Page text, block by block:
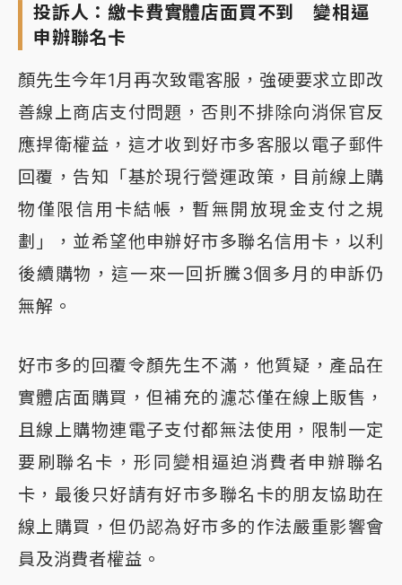
投訴人：繳卡費實體店面買不到 變相逼
申辦聯名卡
顏先生今年1月再次致電客服，強硬要求立即改
善線上商店支付問題，否則不排除向消保官反
應捍衛權益，這才收到好市多客服以電子郵件
回覆，告知「基於現行營運政策，目前線上購
物僅限信用卡結帳，暫無開放現金支付之規
劃」，並希望他申辦好市多聯名信用卡，以利
後續購物，這一來一回折騰3個多月的申訴仍
無解。
好市多的回覆令顏先生不滿，他質疑，產品在
實體店面購買，但補充的濾芯僅在線上販售，
且線上購物連電子支付都無法使用，限制一定
要刷聯名卡，形同變相逼迫消費者申辦聯名
卡，最後只好請有好市多聯名卡的朋友協助在
線上購買，但仍認為好市多的作法嚴重影響會
員及消費者權益。